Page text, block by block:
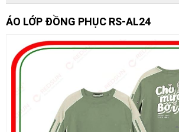
ÁO LỚP ĐỒNG PHỤC RS-AL24